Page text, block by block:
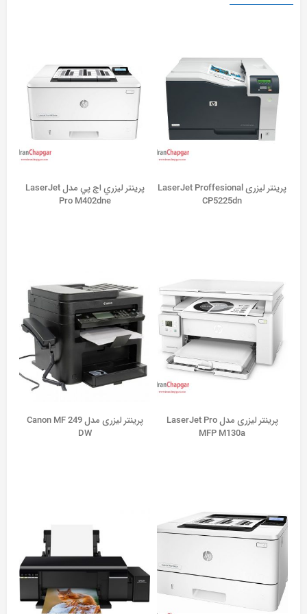
پرینتر لیزری LaserJet Proffesional
CP5225dn
پرينتر ليزري اچ پي مدل LaserJet
Pro M402dne
پرینتر لیزری مدل LaserJet Pro
MFP M130a
پرینتر لیزری مدل Canon MF 249
DW